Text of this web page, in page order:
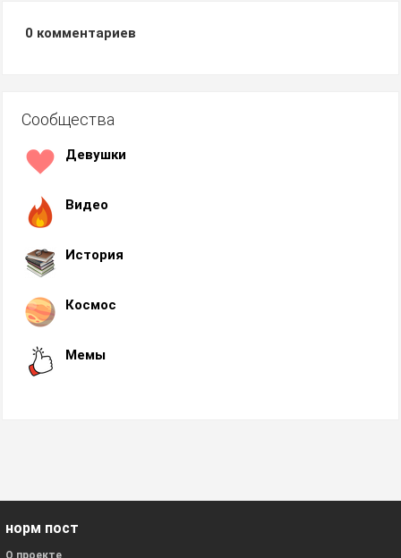
0 комментариев
Сообщества
Девушки
Видео
История
Космос
Мемы
норм пост
О проекте